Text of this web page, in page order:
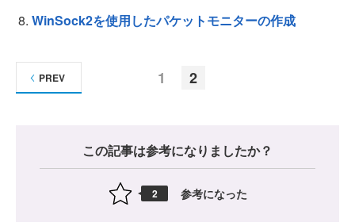
WinSock2を使用したパケットモニターの作成
1 2
PREV
この記事は参考になりましたか？
2 参考になった